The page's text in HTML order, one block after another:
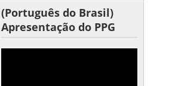
(Português do Brasil)
Apresentação do PPG